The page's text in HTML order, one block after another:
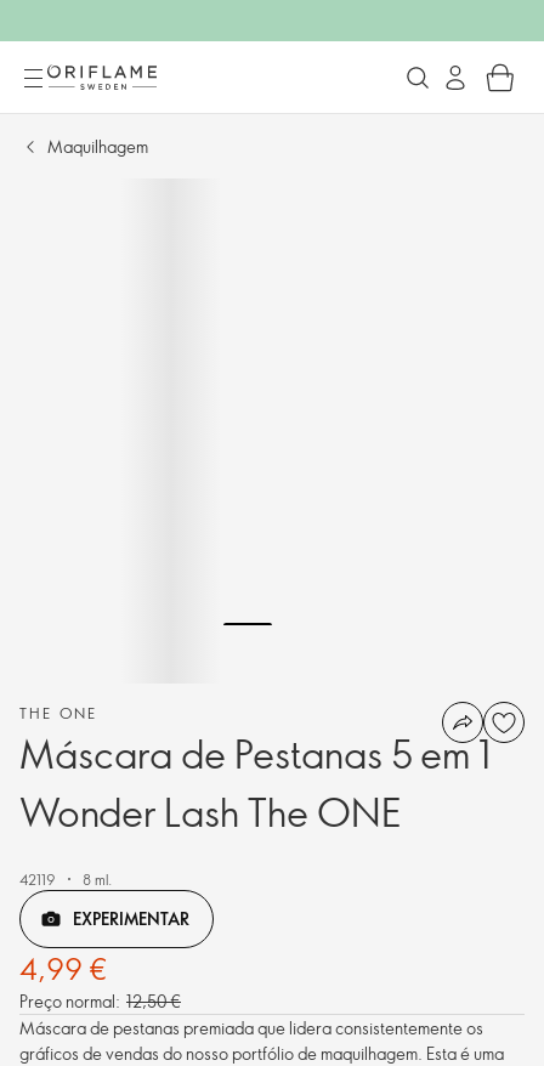
Maquilhagem
THE ONE
Máscara de Pestanas 5 em 1
Wonder Lash The ONE
42119 8 ml.
EXPERIMENTAR
4,99 €
Preço normal: 12,50 €
Máscara de pestanas premiada que lidera consistentemente os
gráficos de vendas do nosso portfólio de maquilhagem. Esta é uma